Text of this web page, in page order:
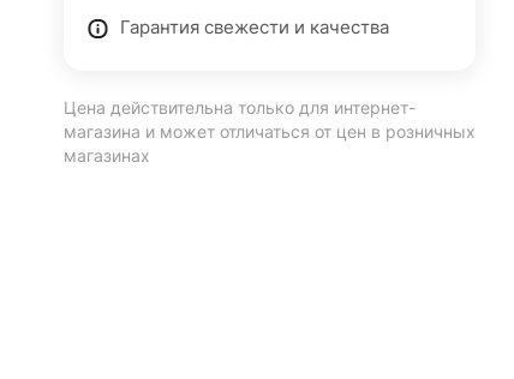
Гарантия свежести и качества
Цена действительна только для интернет-
магазина и может отличаться от цен в розничных
магазинах